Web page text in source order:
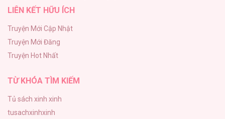
Kiếp Này Ta Sẽ Trở Thành Gia Chủ
Vết Tích Của Ánh Dương
89
LIÊN KẾT HỮU ÍCH
Truyện Mới Cập Nhật
Truyện Mới Đăng
Truyện Hot Nhất
TỪ KHÓA TÌM KIẾM
Tủ sách xinh xinh
tusachxinhxinh